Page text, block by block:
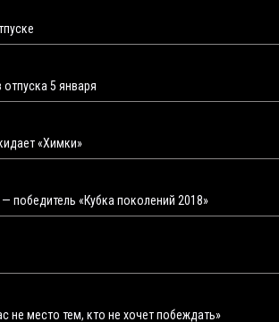
5 января
«Химки»
победитель «Кубка поколений 2018»
не место тем, кто не хочет побеждать»